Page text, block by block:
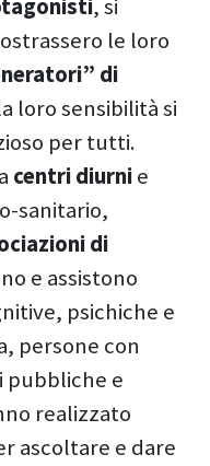
, si
le loro
di
loro sensibilità si
per tutti.
centri diurnie
sanitario,
di
e assistono
psichiche e
persone con
pubbliche e
realizzato
ascoltare e dare